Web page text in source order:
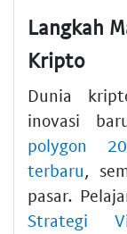
Langkah
Kripto
Dunia
inovasi
polygon
terbaru,
pasar.
Strategi